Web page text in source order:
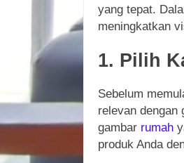
yang tepat.
meningkatkan
1. Pilih
Sebelum
relevan dengan
gambar rumah
produk Anda